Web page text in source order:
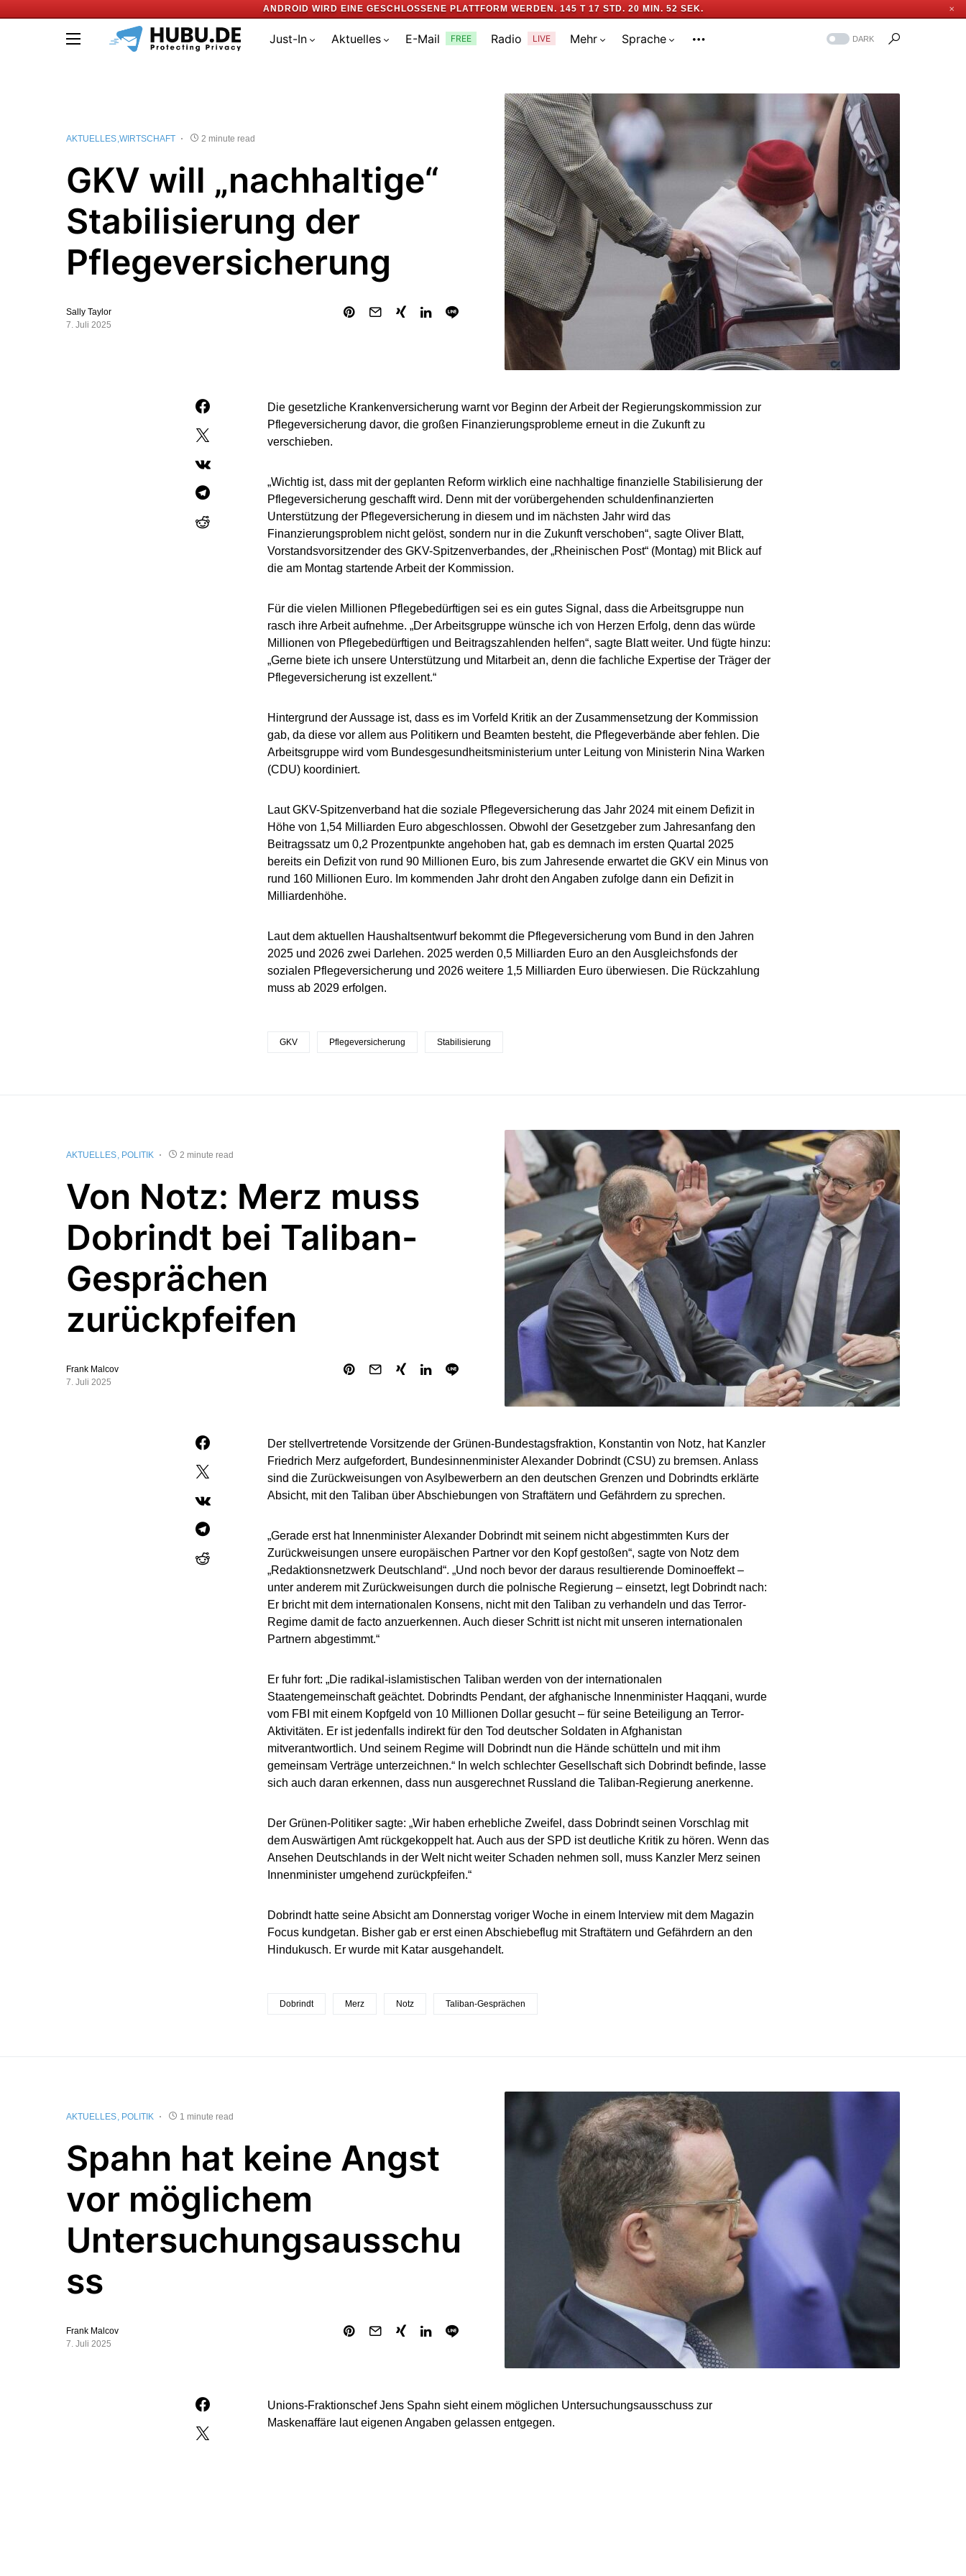
ANDROID WIRD EINE GESCHLOSSENE PLATTFORM WERDEN. 145 T 17 STD. 20 MIN. 51 SEK. ✕
Just-In Aktuelles E-Mail FREE Radio LIVE Mehr Sprache DARK
AKTUELLES WIRTSCHAFT 2 minute read
GKV will „nachhaltige“
Stabilisierung der
Pflegeversicherung
Sally Taylor
7. Juli 2025
Die gesetzliche Krankenversicherung warnt vor Beginn der Arbeit der Regierungskommission zur
Pflegeversicherung davor, die großen Finanzierungsprobleme erneut in die Zukunft zu
verschieben.
„Wichtig ist, dass mit der geplanten Reform wirklich eine nachhaltige finanzielle Stabilisierung der
Pflegeversicherung geschafft wird. Denn mit der vorübergehenden schuldenfinanzierten
Unterstützung der Pflegeversicherung in diesem und im nächsten Jahr wird das
Finanzierungsproblem nicht gelöst, sondern nur in die Zukunft verschoben“, sagte Oliver Blatt,
Vorstandsvorsitzender des GKV-Spitzenverbandes, der „Rheinischen Post“ (Montag) mit Blick auf
die am Montag startende Arbeit der Kommission.
Für die vielen Millionen Pflegebedürftigen sei es ein gutes Signal, dass die Arbeitsgruppe nun
rasch ihre Arbeit aufnehme. „Der Arbeitsgruppe wünsche ich von Herzen Erfolg, denn das würde
Millionen von Pflegebedürftigen und Beitragszahlenden helfen“, sagte Blatt weiter. Und fügte hinzu:
„Gerne biete ich unsere Unterstützung und Mitarbeit an, denn die fachliche Expertise der Träger der
Pflegeversicherung ist exzellent.“
Hintergrund der Aussage ist, dass es im Vorfeld Kritik an der Zusammensetzung der Kommission
gab, da diese vor allem aus Politikern und Beamten besteht, die Pflegeverbände aber fehlen. Die
Arbeitsgruppe wird vom Bundesgesundheitsministerium unter Leitung von Ministerin Nina Warken
(CDU) koordiniert.
Laut GKV-Spitzenverband hat die soziale Pflegeversicherung das Jahr 2024 mit einem Defizit in
Höhe von 1,54 Milliarden Euro abgeschlossen. Obwohl der Gesetzgeber zum Jahresanfang den
Beitragssatz um 0,2 Prozentpunkte angehoben hat, gab es demnach im ersten Quartal 2025
bereits ein Defizit von rund 90 Millionen Euro, bis zum Jahresende erwartet die GKV ein Minus von
rund 160 Millionen Euro. Im kommenden Jahr droht den Angaben zufolge dann ein Defizit in
Milliardenhöhe.
Laut dem aktuellen Haushaltsentwurf bekommt die Pflegeversicherung vom Bund in den Jahren
2025 und 2026 zwei Darlehen. 2025 werden 0,5 Milliarden Euro an den Ausgleichsfonds der
sozialen Pflegeversicherung und 2026 weitere 1,5 Milliarden Euro überwiesen. Die Rückzahlung
muss ab 2029 erfolgen.
GKV Pflegeversicherung Stabilisierung
AKTUELLES POLITIK 2 minute read
Von Notz: Merz muss
Dobrindt bei Taliban-
Gesprächen
zurückpfeifen
Frank Malcov
7. Juli 2025
Der stellvertretende Vorsitzende der Grünen-Bundestagsfraktion, Konstantin von Notz, hat Kanzler
Friedrich Merz aufgefordert, Bundesinnenminister Alexander Dobrindt (CSU) zu bremsen. Anlass
sind die Zurückweisungen von Asylbewerbern an den deutschen Grenzen und Dobrindts erklärte
Absicht, mit den Taliban über Abschiebungen von Straftätern und Gefährdern zu sprechen.
„Gerade erst hat Innenminister Alexander Dobrindt mit seinem nicht abgestimmten Kurs der
Zurückweisungen unsere europäischen Partner vor den Kopf gestoßen“, sagte von Notz dem
„Redaktionsnetzwerk Deutschland“. „Und noch bevor der daraus resultierende Dominoeffekt –
unter anderem mit Zurückweisungen durch die polnische Regierung – einsetzt, legt Dobrindt nach:
Er bricht mit dem internationalen Konsens, nicht mit den Taliban zu verhandeln und das Terror-
Regime damit de facto anzuerkennen. Auch dieser Schritt ist nicht mit unseren internationalen
Partnern abgestimmt.“
Er fuhr fort: „Die radikal-islamistischen Taliban werden von der internationalen
Staatengemeinschaft geächtet. Dobrindts Pendant, der afghanische Innenminister Haqqani, wurde
vom FBI mit einem Kopfgeld von 10 Millionen Dollar gesucht – für seine Beteiligung an Terror-
Aktivitäten. Er ist jedenfalls indirekt für den Tod deutscher Soldaten in Afghanistan
mitverantwortlich. Und seinem Regime will Dobrindt nun die Hände schütteln und mit ihm
gemeinsam Verträge unterzeichnen.“ In welch schlechter Gesellschaft sich Dobrindt befinde, lasse
sich auch daran erkennen, dass nun ausgerechnet Russland die Taliban-Regierung anerkenne.
Der Grünen-Politiker sagte: „Wir haben erhebliche Zweifel, dass Dobrindt seinen Vorschlag mit
dem Auswärtigen Amt rückgekoppelt hat. Auch aus der SPD ist deutliche Kritik zu hören. Wenn das
Ansehen Deutschlands in der Welt nicht weiter Schaden nehmen soll, muss Kanzler Merz seinen
Innenminister umgehend zurückpfeifen.“
Dobrindt hatte seine Absicht am Donnerstag voriger Woche in einem Interview mit dem Magazin
Focus kundgetan. Bisher gab er erst einen Abschiebeflug mit Straftätern und Gefährdern an den
Hindukusch. Er wurde mit Katar ausgehandelt.
Dobrindt Merz Notz Taliban-Gesprächen
AKTUELLES POLITIK 1 minute read
Spahn hat keine Angst
vor möglichem
Untersuchungsausschu
ss
Frank Malcov
7. Juli 2025
Unions-Fraktionschef Jens Spahn sieht einem möglichen Untersuchungsausschuss zur
Maskenaffäre laut eigenen Angaben gelassen entgegen.